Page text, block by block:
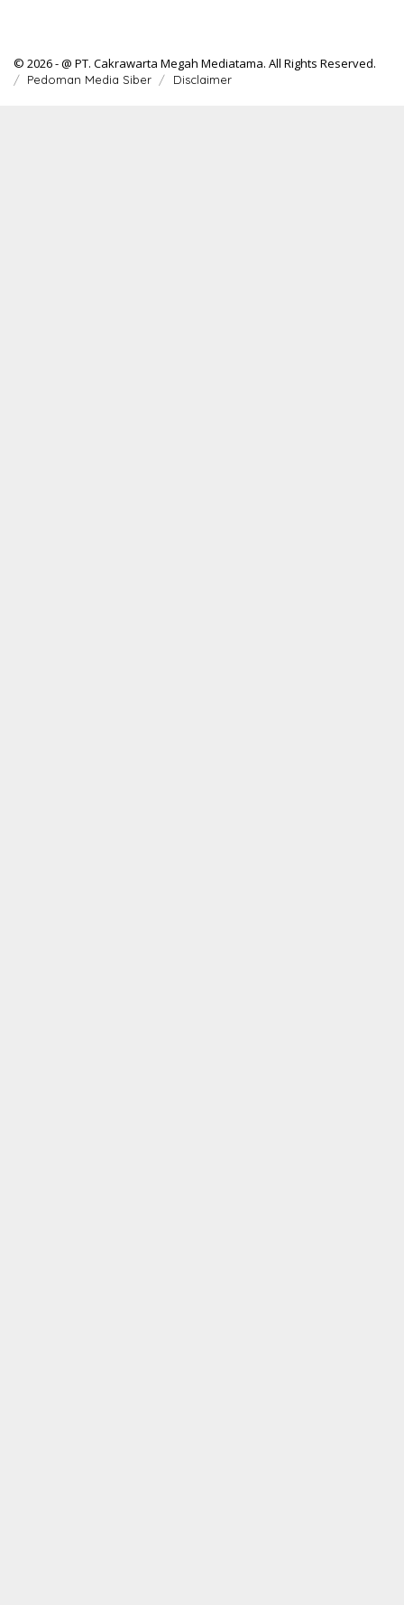
© 2026 - @ PT. Cakrawarta Megah Mediatama. All Rights Reserved.
Pedoman Media Siber Disclaimer